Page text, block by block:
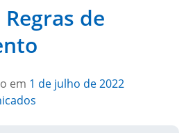
de
em 1 de julho de 2022